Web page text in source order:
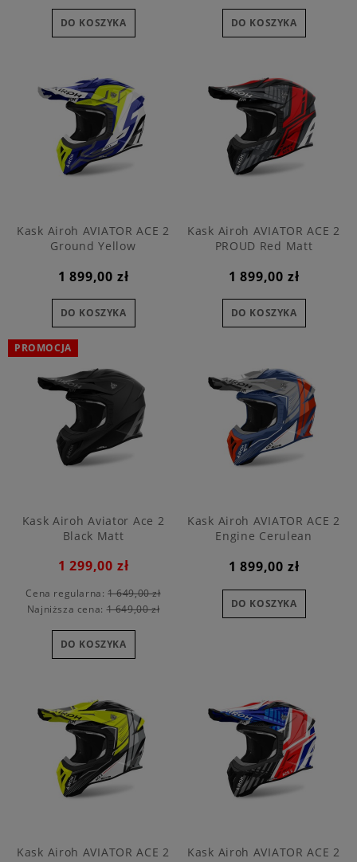
DO KOSZYKA DO KOSZYKA
Kask Airoh AVIATOR ACE 2
Ground Yellow
1 899,00 zł
DO KOSZYKA
Kask Airoh AVIATOR ACE 2
PROUD Red Matt
1 899,00 zł
DO KOSZYKA
Kask Airoh Aviator Ace 2
Black Matt
1 299,00 zł
Cena regularna: 1 649,00 zł
Najniższa cena:1 649,00 zł
DO KOSZYKA
PROMOCJA
Kask Airoh AVIATOR ACE 2
Engine Cerulean
1 899,00 zł
DO KOSZYKA
Kask Airoh AVIATOR ACE 2
Kask Airoh AVIATOR ACE 2